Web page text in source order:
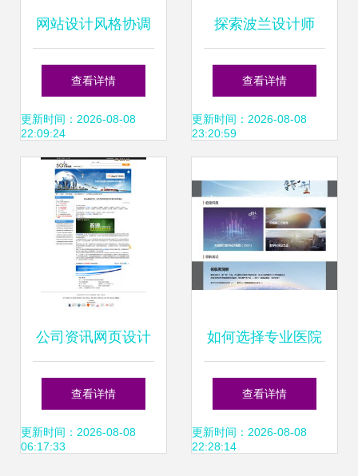
网站设计风格协调
一致 从整体到细节
的统一艺术
查看详情
更新时间：2026-08-08
22:09:24
探索波兰设计师
Adam Czajkowski
的网页与网站设计
查看详情
更新时间：2026-08-08
23:20:59
公司资讯网页设计
打造高效信息门户
与品牌形象窗口
查看详情
更新时间：2026-08-08
06:17:33
如何选择专业医院
网站建设与设计公
司，并做好北京地
查看详情
更新时间：2026-08-08
22:28:14